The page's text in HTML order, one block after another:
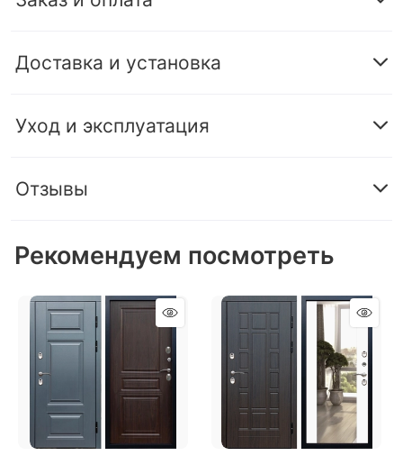
Доставка и установка
Уход и эксплуатация
Отзывы
Рекомендуем посмотреть